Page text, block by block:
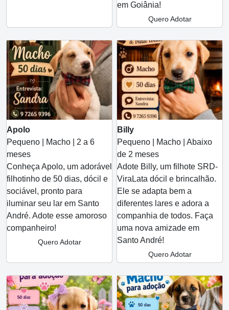
em Goiânia!
Quero Adotar
Apolo
Pequeno | Macho | 2 a 6
meses
Conheça Apolo, um adorável
filhotinho de 50 dias, dócil e
sociável, pronto para
iluminar seu lar em Santo
André. Adote esse amoroso
companheiro!
Quero Adotar
Billy
Pequeno | Macho | Abaixo
de 2 meses
Adote Billy, um filhote SRD-
ViraLata dócil e brincalhão.
Ele se adapta bem a
diferentes lares e adora a
companhia de todos. Faça
uma nova amizade em
Santo André!
Quero Adotar